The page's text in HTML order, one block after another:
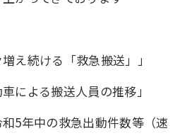
え続ける「救急搬送」」
による搬送人員の推移」
和5年中の救急出動件数等（速